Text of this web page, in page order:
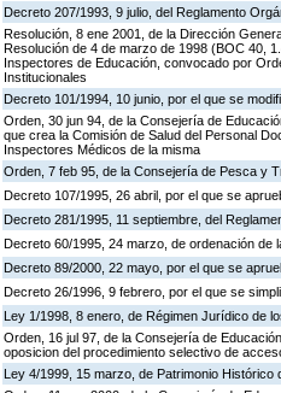
Decreto 207/1993, 9 julio, del Reglamento
Resolución, 8 ene 2001, de la Dirección
Resolución de 4 de marzo de 1998 (BOC 40,
Inspectores de Educación, convocado por
Institucionales
Decreto 101/1994, 10 junio, por el que se
Orden, 30 jun 94, de la Consejería de
que crea la Comisión de Salud del Personal
Inspectores Médicos de la misma
Orden, 7 feb 95, de la Consejería de Pesca y
Decreto 107/1995, 26 abril, por el que se
Decreto 281/1995, 11 septiembre, del
Decreto 60/1995, 24 marzo, de ordenación de
Decreto 89/2000, 22 mayo, por el que se
Decreto 26/1996, 9 febrero, por el que se
Ley 1/1998, 8 enero, de Régimen Jurídico de
Orden, 16 jul 97, de la Consejería de
oposicion del procedimiento selectivo de
Ley 4/1999, 15 marzo, de Patrimonio Histórico